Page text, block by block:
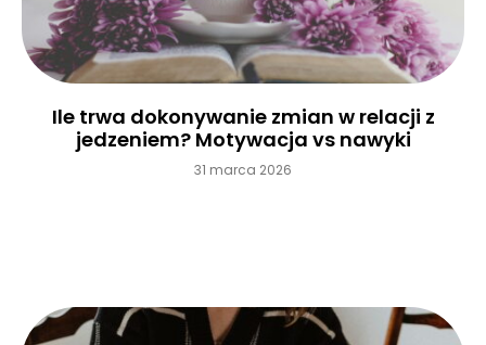
Ile trwa dokonywanie zmian w relacji z
jedzeniem? Motywacja vs nawyki
31 marca 2026